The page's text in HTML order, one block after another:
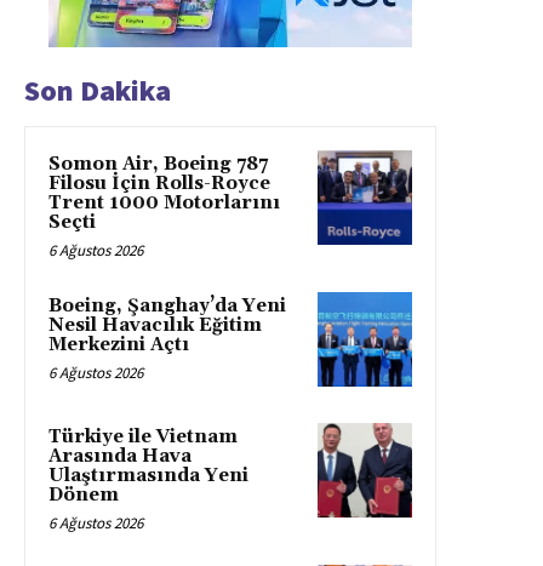
Son Dakika
Somon Air, Boeing 787
Filosu İçin Rolls-Royce
Trent 1000 Motorlarını
Seçti
6 Ağustos 2026
Boeing, Şanghay’da Yeni
Nesil Havacılık Eğitim
Merkezini Açtı
6 Ağustos 2026
Türkiye ile Vietnam
Arasında Hava
Ulaştırmasında Yeni
Dönem
6 Ağustos 2026